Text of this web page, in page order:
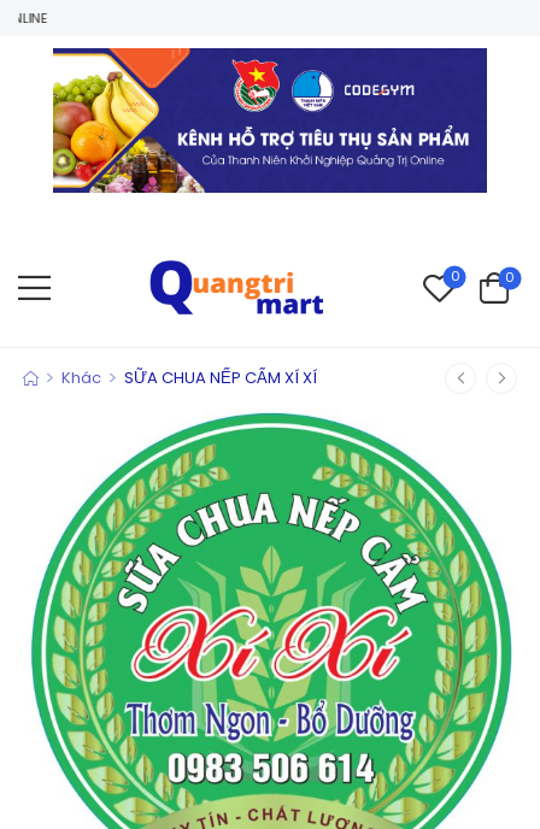
0 0
> Khác > SỮA CHUA NẾP CẨM XÍ XÍ